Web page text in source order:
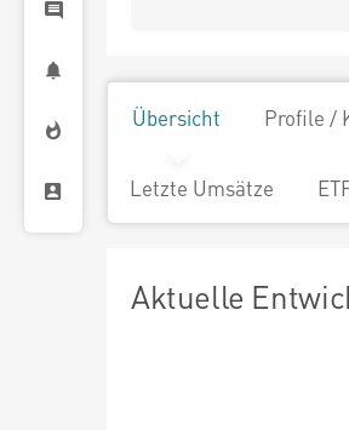
Übersicht Profile /
Letzte Umsätze
Aktuelle